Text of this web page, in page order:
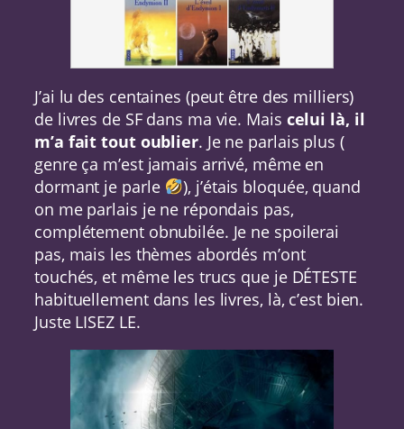
J’ai lu des centaines (peut être des milliers)
de livres de SF dans ma vie. Mais celui là, il
m’a fait tout oublier. Je ne parlais plus (
genre ça m’est jamais arrivé, même en
dormant je parle
), j’étais bloquée, quand
on me parlais je ne répondais pas,
complétement obnubilée. Je ne spoilerai
pas, mais les thèmes abordés m’ont
touchés, et même les trucs que je DÉTESTE
habituellement dans les livres, là, c’est bien.
Juste LISEZ LE.